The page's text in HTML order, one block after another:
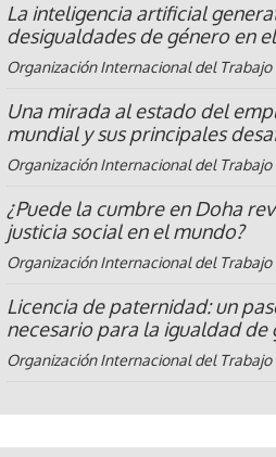
La inteligencia artificial
desigualdades de género en
Organización Internacional del Trabajo
Una mirada al estado del
mundial y sus principales
Organización Internacional del Trabajo
¿Puede la cumbre en Doha
justicia social en el mundo?
Organización Internacional del Trabajo
Licencia de paternidad: un
necesario para la igualdad de
Organización Internacional del Trabajo